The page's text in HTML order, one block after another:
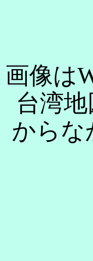
画像は
台湾
からな